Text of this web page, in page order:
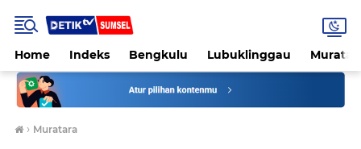
Home Indeks Bengkulu Lubuklinggau
› Muratara